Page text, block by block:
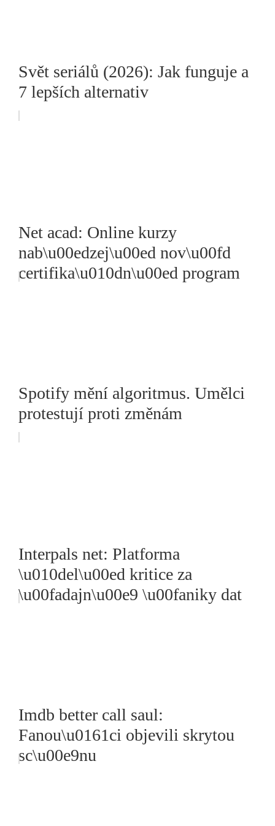
Svět seriálů (2026): Jak funguje a
7 lepších alternativ
Net acad: Online kurzy
nab\u00edzej\u00ed nov\u00fd
certifika\u010dn\u00ed program
Spotify mění algoritmus. Umělci
protestují proti změnám
Interpals net: Platforma
\u010del\u00ed kritice za
\u00fadajn\u00e9 \u00faniky dat
Imdb better call saul:
Fanou\u0161ci objevili skrytou
sc\u00e9nu